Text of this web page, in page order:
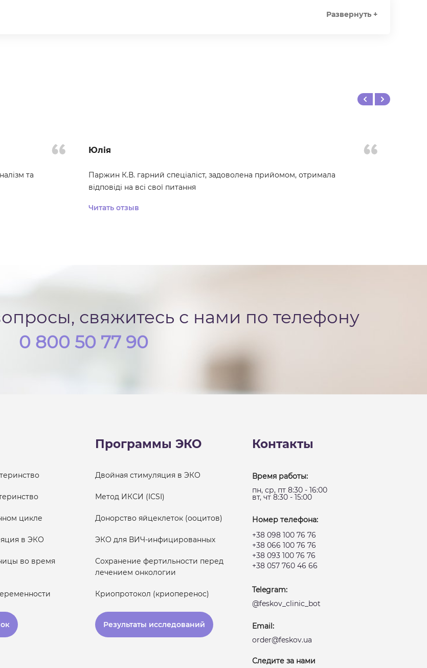
Развернуть +
та
Юлія
Паржин К.В. гарний спеціаліст, задоволена прийомом, отримала
відповіді на всі свої питання
Читать отзыв
свяжитесь с нами по телефону
0 800 50 77 90
цикле
в ЭКО
во время
Программы ЭКО
Двойная стимуляция в ЭКО
Метод ИКСИ (ICSI)
Донорство яйцеклеток (ооцитов)
ЭКО для ВИЧ-инфицированных
Сохранение фертильности перед
лечением онкологии
Криопротокол (криоперенос)
Результаты исследований
Контакты
Время работы:
пн, ср, пт 8:30 - 16:00
вт, чт 8:30 - 15:00
Номер телефона:
+38 098 100 76 76
+38 066 100 76 76
+38 093 100 76 76
+38 057 760 46 66
Telegram:
@feskov_clinic_bot
Email:
order@feskov.ua
Следите за нами